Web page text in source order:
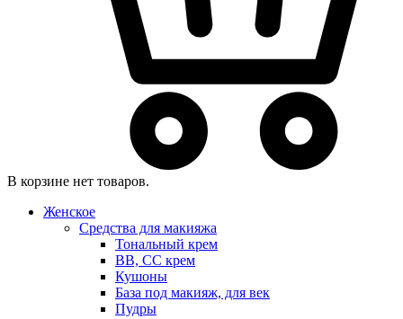
В корзине нет товаров.
Женское
Средства для макияжа
Тональный крем
BB, CC крем
Кушоны
База под макияж, для век
Пудры